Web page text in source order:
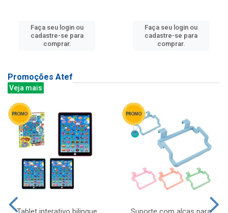
Faça seu login ou
cadastre-se para
comprar.
Faça seu login ou
cadastre-se para
comprar.
Promoções Atef
Veja mais